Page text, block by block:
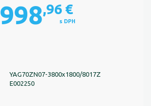
998,96 €
s DPH
YAG70ZN07-3800x1800/8017Z
E002250